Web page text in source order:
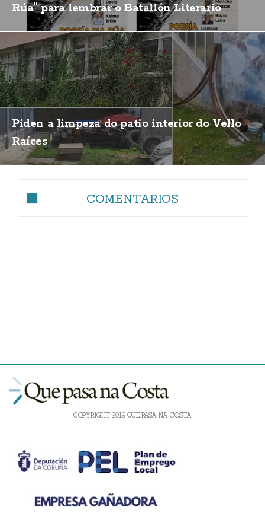
Rúa" para lembrar o Batallón Literario
Piden a limpeza do patio interior do Vello
Raíces
COMENTARIOS
COPYRIGHT 2019 QUE PASA NA COSTA